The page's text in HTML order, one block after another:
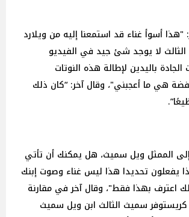
"هذا أسوأ غناء قد استمعنا إليه من ويلارد
لا يوجد شئ جيد في الفيديو
الجادة باليدين لإطالة هذه النوتات
هي ما أعجبني"، وقال آخر: “كان ذلك
الممثل ويل سميث، هل يمكنك أن تأتي
يفعلون تحديدا هذا ليس غناء وصوت إبنك
اعترف بهذا فقط"، وقال آخر في مقارنة
كريستوفر سميث الثالث ابن ويل سميث